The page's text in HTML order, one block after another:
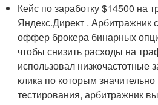
Кейс по заработку $14500 на
Яндекс.Директ . Арбитражник
оффер брокера бинарных
чтобы снизить расходы на
использовал низкочастотные
клика по которым
тестирования, арбитражник